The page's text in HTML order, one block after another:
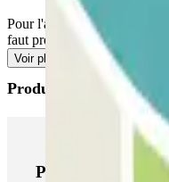
Pour l'accès des piétons,
faut prendre l'impasse
Voir plus
Produits Parclick
Produits Parclick